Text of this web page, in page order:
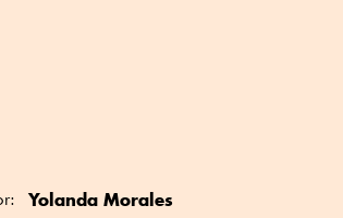
Yolanda Morales